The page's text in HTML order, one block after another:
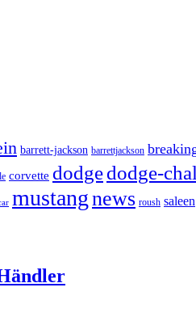
barrett-jackson barrettjackson
corvette dodgedodge-
mustangnews roush saleen